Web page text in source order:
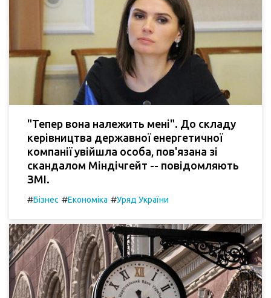
"Тепер вона належить мені". До складу
керівництва державної енергетичної
компанії увійшла особа, пов'язана зі
скандалом Міндічгейт -- повідомляють
ЗМІ.
#Бізнес #Економіка #Уряд України